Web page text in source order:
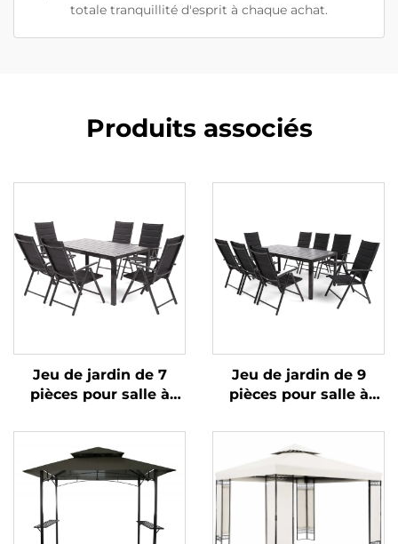
totale tranquillité d'esprit à chaque achat.
Produits associés
Jeu de jardin de 7
pièces pour salle à
Jeu de jardin de 9
pièces pour salle à